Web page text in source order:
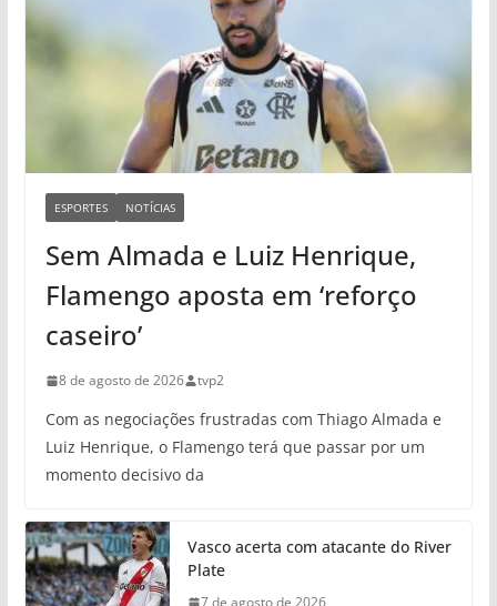
ESPORTES NOTÍCIAS
Sem Almada e Luiz Henrique,
Flamengo aposta em ‘reforço
caseiro’
8 de agosto de 2026 tvp2
Com as negociações frustradas com Thiago Almada e
Luiz Henrique, o Flamengo terá que passar por um
momento decisivo da
Vasco acerta com atacante do River
Plate